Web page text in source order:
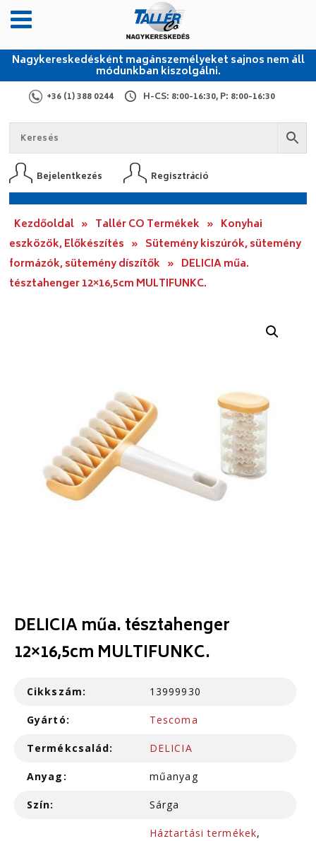
Nagykereskedésként magánszemélyeket sajnos nem áll
módunkban kiszolgálni.
+36 (1) 388 0244 H-CS: 8:00-16:30, P: 8:00-16:30
Bejelentkezés Regisztráció
Kezdőoldal » Tallér CO Termékek » Konyhai
eszközök, Előkészítés » Sütemény kiszúrók, sütemény
formázók, sütemény díszítők » DELICIA műa.
tésztahenger 12×16,5cm MULTIFUNKC.
DELICIA műa. tésztahenger
12×16,5cm MULTIFUNKC.
Cikkszám: 13999930
Gyártó: Tescoma
Termékcsalád: DELICIA
Anyag: műanyag
Szín: Sárga
Háztartási termékek,